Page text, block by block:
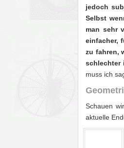
jedoch
Selbst
man sehr
einfacher,
zu fahren,
schlechter
muss ich
Schauen
aktuelle